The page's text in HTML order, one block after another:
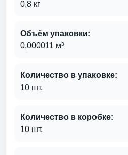
0,8 кг
Объём упаковки:
0,000011 м³
Количество в упаковке:
10 шт.
Количество в коробке:
10 шт.